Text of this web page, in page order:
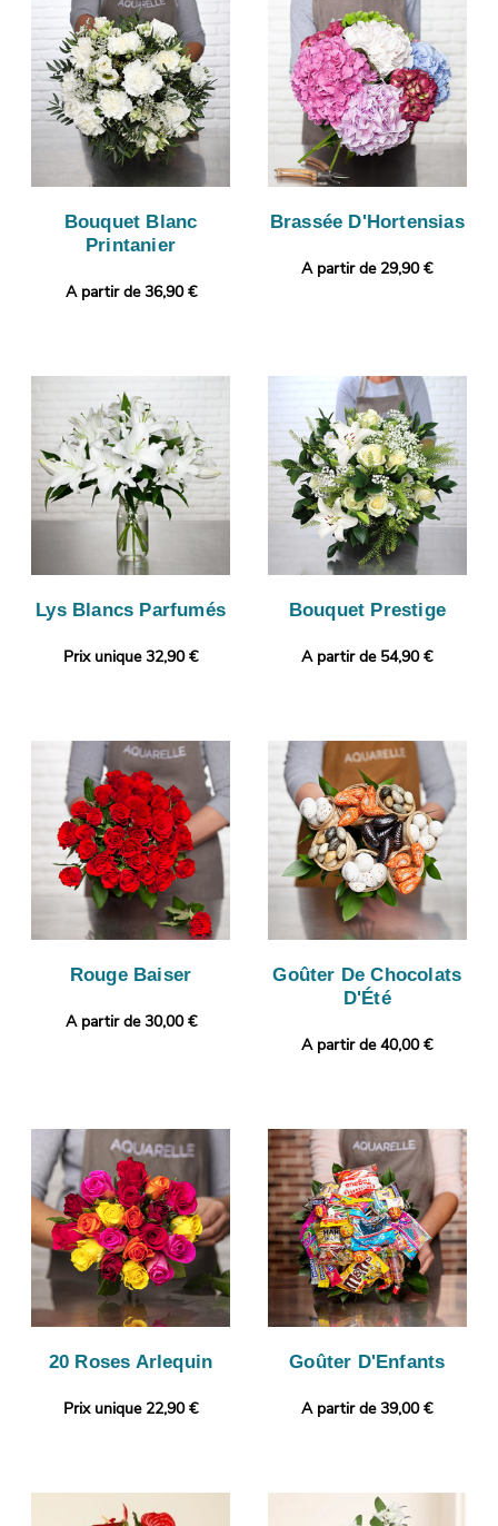
Bouquet Blanc
Printanier
A partir de 36,90 €
Brassée D'Hortensias
A partir de 29,90 €
Lys Blancs Parfumés
Prix unique 32,90 €
Bouquet Prestige
A partir de 54,90 €
Rouge Baiser
A partir de 30,00 €
Goûter De Chocolats
D'Été
A partir de 40,00 €
20 Roses Arlequin
Prix unique 22,90 €
Goûter D'Enfants
A partir de 39,00 €